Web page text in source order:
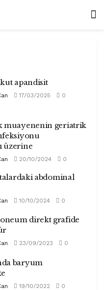
apandisit
17/03/2025 0
muayenenin geriatrik
üzerine
20/10/2024 0
abdominal
10/10/2024 0
direkt grafide
23/09/2023 0
baryum
19/10/2022 0